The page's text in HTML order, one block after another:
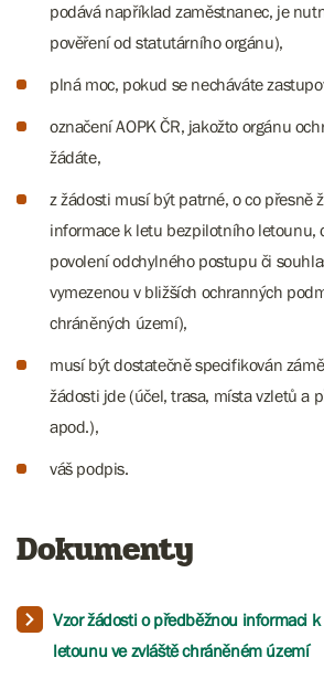
podává například zaměstnanec, je
pověření od statutárního orgánu),
plná moc, pokud se necháváte
označení AOPK ČR, jakožto orgánu
žádáte,
z žádosti musí být patrné, o co přesně
informace k letu bezpilotního letounu,
povolení odchylného postupu či
vymezenou v bližších ochranných
chráněných území),
​​​​​​musí být dostatečně specifikován
žádosti jde (účel, trasa, místa vzletů a
apod.),
váš podpis.
Dokumenty
Vzor žádosti o předběžnou informaci
letounu ve zvláště chráněném území